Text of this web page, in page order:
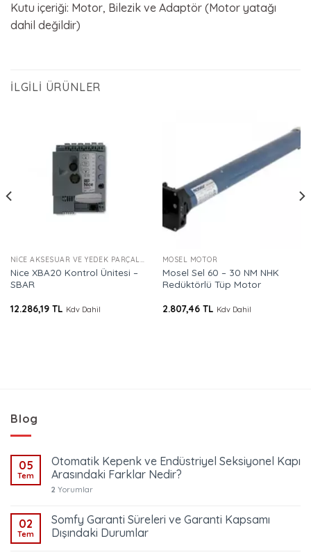
Kutu içeriği: Motor, Bilezik ve Adaptör (Motor yatağı
dahil değildir)
İLGILI ÜRÜNLER
NICE AKSESUAR VE YEDEK PARÇALAR
Nice XBA20 Kontrol Ünitesi –
SBAR
12.286,19 TL Kdv Dahil
MOSEL MOTOR
Mosel Sel 60 – 30 NM NHK
Redüktörlü Tüp Motor
2.807,46 TL Kdv Dahil
Blog
05
Tem
Otomatik Kepenk ve Endüstriyel Seksiyonel Kapı
Arasındaki Farklar Nedir?
2 Yorumlar
02
Tem
Somfy Garanti Süreleri ve Garanti Kapsamı
Dışındaki Durumlar